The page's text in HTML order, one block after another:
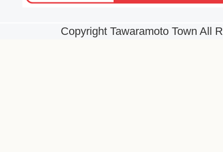
Copyright Tawaramoto Town All